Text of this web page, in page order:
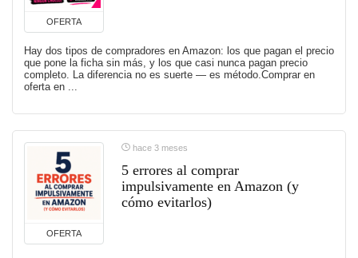
OFERTA
Hay dos tipos de compradores en Amazon: los que pagan el precio
que pone la ficha sin más, y los que casi nunca pagan precio
completo. La diferencia no es suerte — es método.Comprar en
oferta en ...
OFERTA
hace 3 meses
5 errores al comprar
impulsivamente en Amazon (y
cómo evitarlos)